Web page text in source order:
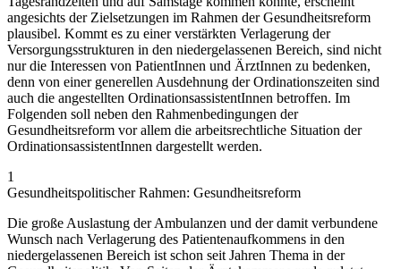
angesichts der Zielsetzungen im Rahmen der Gesundheitsreform
plausibel. Kommt es zu einer verstärkten Verlagerung der
Versorgungsstrukturen in den niedergelassenen Bereich, sind nicht
nur die Interessen von PatientInnen und ÄrztInnen zu bedenken,
denn von einer generellen Ausdehnung der Ordinationszeiten sind
auch die angestellten OrdinationsassistentInnen betroffen. Im
Folgenden soll neben den Rahmenbedingungen der
Gesundheitsreform vor allem die arbeitsrechtliche Situation der
OrdinationsassistentInnen dargestellt werden.
1
Gesundheitspolitischer Rahmen: Gesundheitsreform
Die große Auslastung der Ambulanzen und der damit verbundene
Wunsch nach Verlagerung des Patientenaufkommens in den
niedergelassenen Bereich ist schon seit Jahren Thema in der